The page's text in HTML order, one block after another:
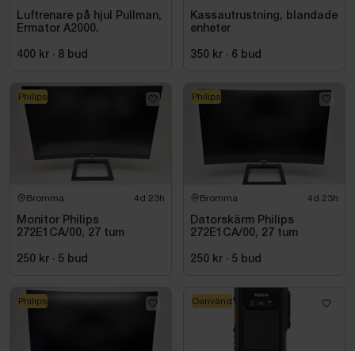
Luftrenare på hjul Pullman,
Ermator A2000.
400 kr · 8 bud
Kassautrustning, blandade
enheter
350 kr · 6 bud
Bromma 4d 23h
Monitor Philips
272E1CA/00, 27 tum
250 kr · 5 bud
Philips
Bromma 4d 23h
Datorskärm Philips
272E1CA/00, 27 tum
250 kr · 5 bud
Philips
Philips Oanvänd